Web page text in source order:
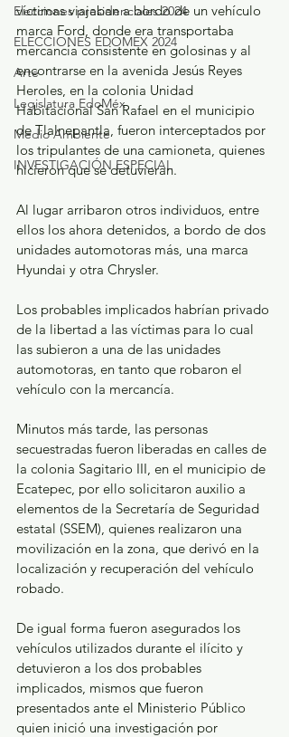
Elecciones presidenciales 2024
ELECCIONES EDOMEX 2024
Arte
Legislatura EdoMéx
Medio Ambiente
INVESTIGACIÓN ESPECIAL
víctimas viajaban a bordo de un vehículo
marca Ford, donde era transportaba
mercancía consistente en golosinas y al
encontrarse en la avenida Jesús Reyes
Heroles, en la colonia Unidad
Habitacional San Rafael en el municipio
de Tlalnepantla, fueron interceptados por
los tripulantes de una camioneta, quienes
hicieron que se detuvieran.
Al lugar arribaron otros individuos, entre
ellos los ahora detenidos, a bordo de dos
unidades automotoras más, una marca
Hyundai y otra Chrysler.
Los probables implicados habrían privado
de la libertad a las víctimas para lo cual
las subieron a una de las unidades
automotoras, en tanto que robaron el
vehículo con la mercancía.
Minutos más tarde, las personas
secuestradas fueron liberadas en calles de
la colonia Sagitario III, en el municipio de
Ecatepec, por ello solicitaron auxilio a
elementos de la Secretaría de Seguridad
estatal (SSEM), quienes realizaron una
movilización en la zona, que derivó en la
localización y recuperación del vehículo
robado.
De igual forma fueron asegurados los
vehículos utilizados durante el ilícito y
detuvieron a los dos probables
implicados, mismos que fueron
presentados ante el Ministerio Público
quien inició una investigación por